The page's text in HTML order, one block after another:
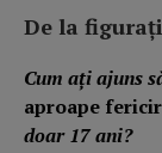
De la
Cum ați ajuns
aproape
doar 17 ani?